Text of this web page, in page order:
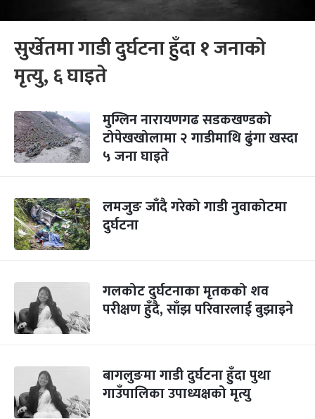
सुर्खेतमा गाडी दुर्घटना हुँदा १ जनाको
मृत्यु, ६ घाइते
मुग्लिन नारायणगढ सडकखण्डको
टोपेखखोलामा २ गाडीमाथि ढुंगा खस्दा
५ जना घाइते
लमजुङ जाँदै गरेको गाडी नुवाकोटमा
दुर्घटना
गलकोट दुर्घटनाका मृतकको शव
परीक्षण हुँदै, साँझ परिवारलाई बुझाइने
बागलुङमा गाडी दुर्घटना हुँदा पुथा
गाउँपालिका उपाध्यक्षको मृत्यु